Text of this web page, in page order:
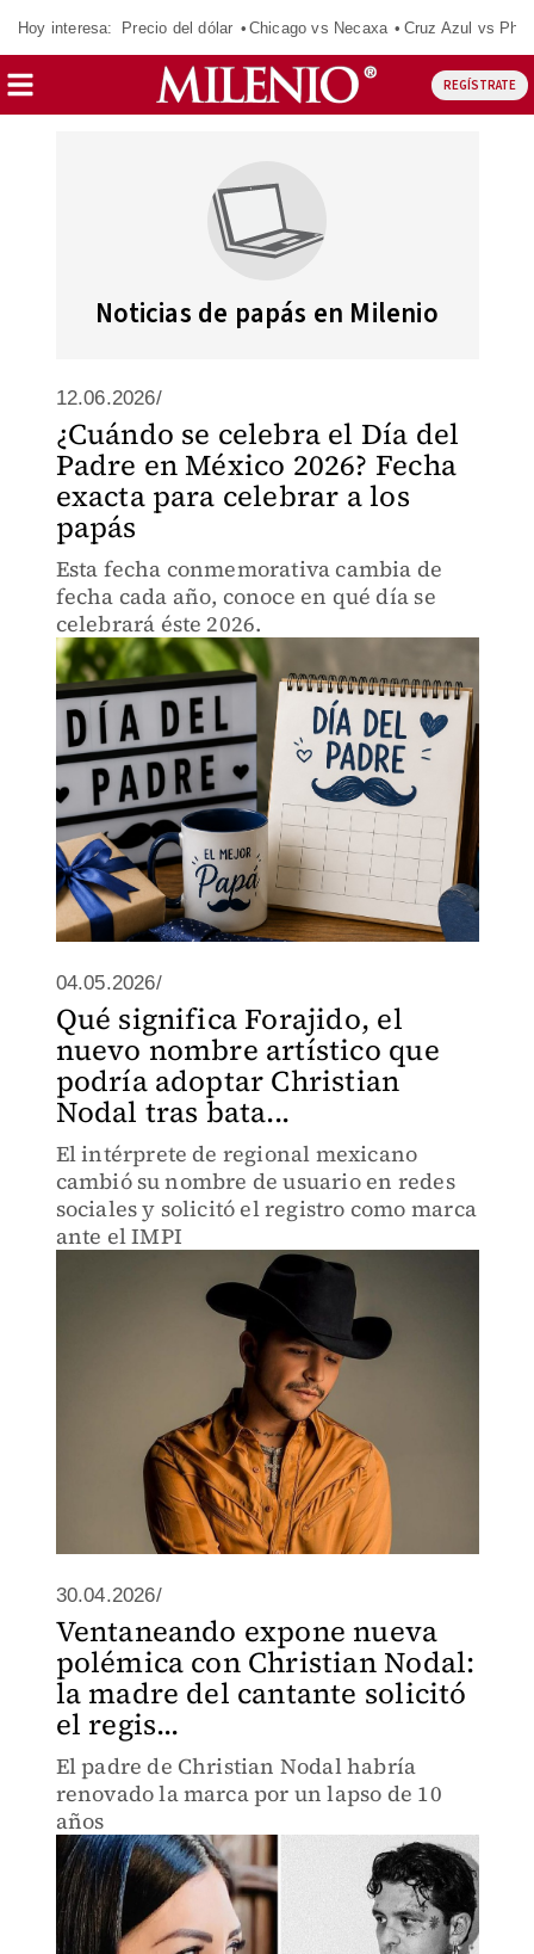
Hoy interesa: Precio del dólar Chicago vs Necaxa Cruz Azul vs
REGÍSTRATE
Noticias de papás en Milenio
12.06.2026/
¿Cuándo se celebra el Día del
Padre en México 2026? Fecha
exacta para celebrar a los
papás
Esta fecha conmemorativa cambia de
fecha cada año, conoce en qué día se
celebrará éste 2026.
04.05.2026/
Qué significa Forajido, el
nuevo nombre artístico que
podría adoptar Christian
Nodal tras bata...
El intérprete de regional mexicano
cambió su nombre de usuario en redes
sociales y solicitó el registro como marca
ante el IMPI
30.04.2026/
Ventaneando expone nueva
polémica con Christian Nodal:
la madre del cantante solicitó
el regis...
El padre de Christian Nodal habría
renovado la marca por un lapso de 10
años